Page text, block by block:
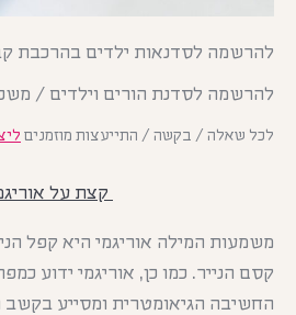
להרשמה לסדנאות ילדים בהרכבת
להרשמה לסדנת הורים וילדים /
לכל שאלה / בקשה / התייעצות מוזמנים
קצת על
משמעות המילה אוריגמי היא קפל
קסם הנייר. כמו כן, אוריגמי ידוע
החשיבה הגיאומטרית ומסייע בקשב